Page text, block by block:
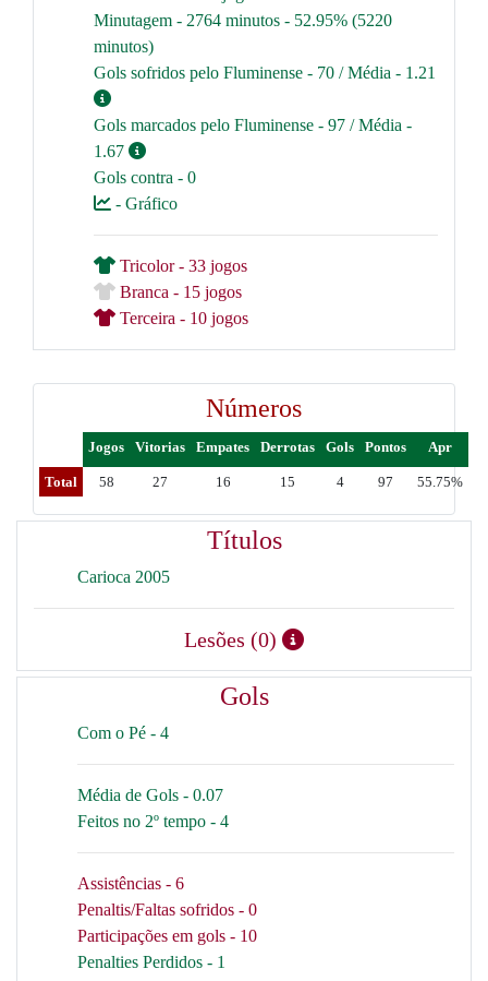
Minutagem - 2764 minutos - 52.95% (5220
minutos)
Gols sofridos pelo Fluminense - 70 / Média - 1.21
Gols marcados pelo Fluminense - 97 / Média -
1.67
Gols contra - 0
- Gráfico
Tricolor - 33 jogos
Branca - 15 jogos
Terceira - 10 jogos
Números
Jogos Vitorias Empates Derrotas Gols Pontos Apr
Total 58 27 16 15 4 97 55.75%
Títulos
Carioca 2005
Lesões (0)
Gols
Com o Pé - 4
Média de Gols - 0.07
Feitos no 2º tempo - 4
Assistências - 6
Penaltis/Faltas sofridos - 0
Participações em gols - 10
Penalties Perdidos - 1